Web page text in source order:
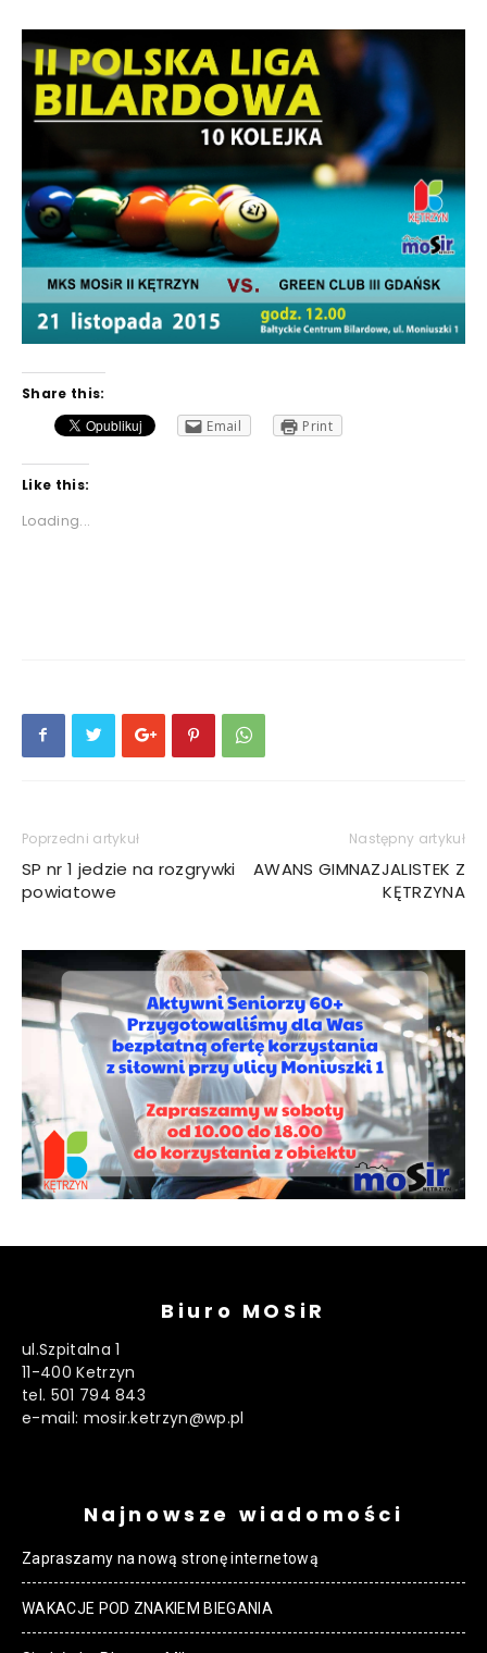
Share this:
Email
Print
Like this:
Loading...
Poprzedni artykuł
SP nr 1 jedzie na rozgrywki
powiatowe
Następny artykuł
AWANS GIMNAZJALISTEK Z
KĘTRZYNA
Biuro MOSiR
ul.Szpitalna 1
11-400 Ketrzyn
tel. 501 794 843
e-mail: mosir.ketrzyn@wp.pl
Najnowsze wiadomości
Zapraszamy na nową stronę internetową
WAKACJE POD ZNAKIEM BIEGANIA